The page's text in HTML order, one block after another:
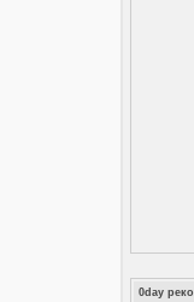
0day